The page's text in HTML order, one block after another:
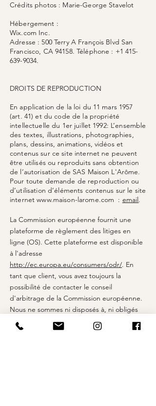
Crédits photos : Marie-George Stavelot
Hébergement :
Wix.com Inc.
Adresse : 500 Terry A François Blvd San
Francisco, CA 94158. Téléphone : +1 415-
639-9034.
DROITS DE REPRODUCTION
En application de la loi du 11 mars 1957
(art. 41) et du code de la propriété
intellectuelle du 1er juillet 1992: L’ensemble
des textes, illustrations, photographies,
plans, dessins, animations, vidéos et
contenus sur ce site internet ne peuvent
être utilisés ou reproduits sans obtention
de l’autorisation de SAS Maison L'Arôme.
Pour toute demande de reproduction ou
d’utilisation d’éléments contenus sur le site
internet www.maison-larome.com : email.
La Commission européenne fournit une
plateforme de règlement des litiges en
ligne (OS). Cette plateforme est disponible
à l'adresse
http://ec.europa.eu/consumers/odr/. En
tant que client, vous avez toujours la
possibilité de contacter le conseil
d'arbitrage de la Commission européenne.
Nous ne sommes ni disposés à, ni obligés
de, participer à une procédure de
règlement des litiges devant un conseil